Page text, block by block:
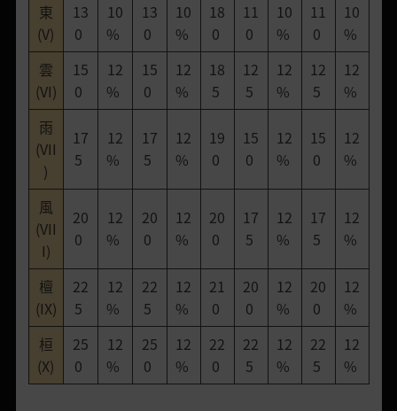
東
(V)
13
0
10
%
13
0
10
%
18
0
11
0
10
%
11
0
10
%
雲
(VI)
15
0
12
%
15
0
12
%
18
5
12
5
12
%
12
5
12
%
雨
(VII
)
17
5
12
%
17
5
12
%
19
0
15
0
12
%
15
0
12
%
風
(VII
I)
20
0
12
%
20
0
12
%
20
0
17
5
12
%
17
5
12
%
檀
(IX)
22
5
12
%
22
5
12
%
21
0
20
0
12
%
20
0
12
%
桓
(X)
25
0
12
%
25
0
12
%
22
0
22
5
12
%
22
5
12
%